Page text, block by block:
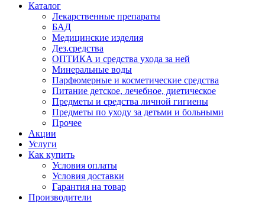
Каталог
Лекарственные препараты
БАД
Медицинские изделия
Дез.средства
ОПТИКА и средства ухода за ней
Минеральные воды
Парфюмерные и косметические средства
Питание детское, лечебное, диетическое
Предметы и средства личной гигиены
Предметы по уходу за детьми и больными
Прочее
Акции
Услуги
Как купить
Условия оплаты
Условия доставки
Гарантия на товар
Производители